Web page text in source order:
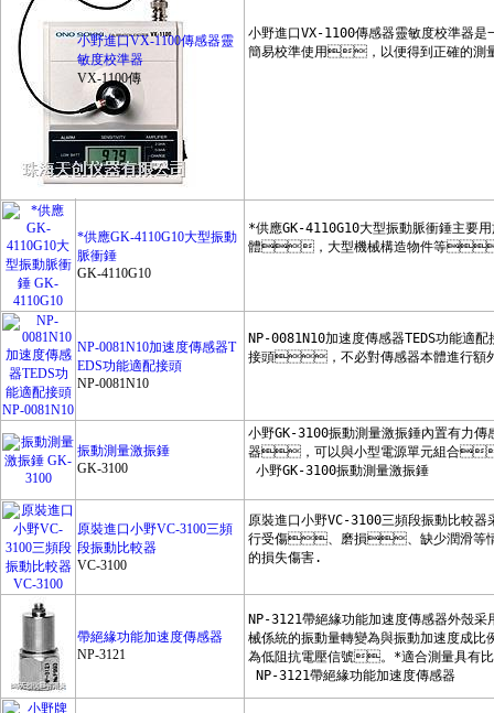
英國凱恩KANE
台灣群特CENTER
台灣路昌lutron
台灣泰仕TES
德國裏斯特
瑞士傑恩爾zehntner
瑞士proceq
常州安柏
美國雙傑
梅特勒-托利多
德國賽多利斯sartorius
北京時代
泰克示波器TeKtronix
日本三和Sanwa
香港希瑪SMARTSENSOR
汕頭超聲
小野進口VX-1100傳感器靈
敏度校準器
VX-1100傳
*供應GK-4110G10大型振動
脈衝錘
GK-4110G10
NP-0081N10加速度傳感器T
EDS功能適配接頭
NP-0081N10
振動測量激振錘
GK-3100
原裝進口小野VC-3100三頻
段振動比較器
VC-3100
帶絕緣功能加速度傳感器
NP-3121